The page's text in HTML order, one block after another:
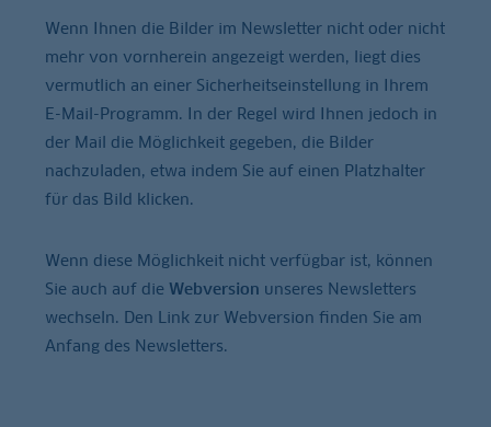
Wenn Ihnen die Bilder im Newsletter nicht oder nicht
mehr von vornherein angezeigt werden, liegt dies
vermutlich an einer Sicherheitseinstellung in Ihrem
E-Mail-Programm. In der Regel wird Ihnen jedoch in
der Mail die Möglichkeit gegeben, die Bilder
nachzuladen, etwa indem Sie auf einen Platzhalter
für das Bild klicken.
Wenn diese Möglichkeit nicht verfügbar ist, können
Sie auch auf die Webversion unseres Newsletters
wechseln. Den Link zur Webversion finden Sie am
Anfang des Newsletters.